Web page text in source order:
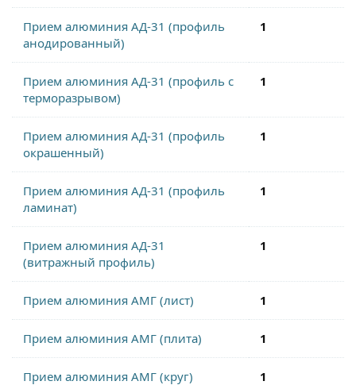
Прием алюминия АД-31 (профиль
анодированный)
1
Прием алюминия АД-31 (профиль с
терморазрывом)
1
Прием алюминия АД-31 (профиль
окрашенный)
1
Прием алюминия АД-31 (профиль
ламинат)
1
Прием алюминия АД-31
(витражный профиль)
1
Прием алюминия АМГ (лист) 1
Прием алюминия АМГ (плита) 1
Прием алюминия АМГ (круг) 1